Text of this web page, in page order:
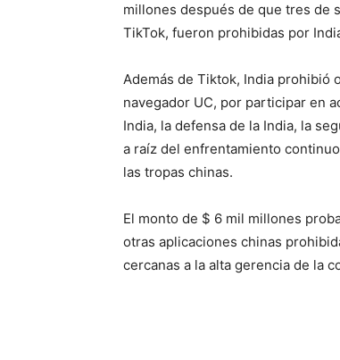
millones después de que tres de
TikTok, fueron prohibidas por
Además de Tiktok, India prohibió
navegador UC, por participar en
India, la defensa de la India, la
a raíz del enfrentamiento
las tropas chinas.
El monto de $ 6 mil millones
otras aplicaciones chinas
cercanas a la alta gerencia de la